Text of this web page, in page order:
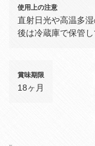
使用上の注意
直射日光や高温多
後は冷蔵庫で保管し
賞味期限
18ヶ月